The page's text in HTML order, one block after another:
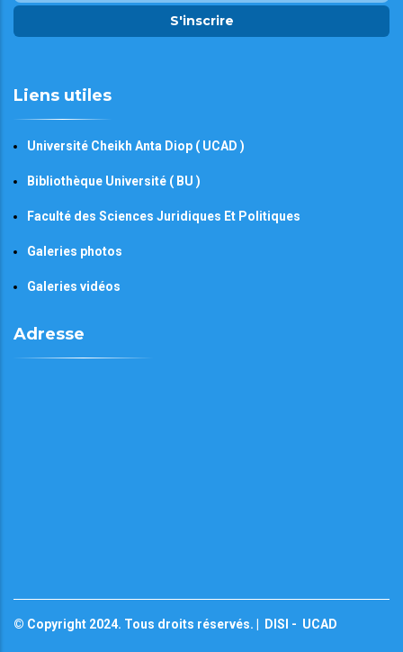
S'inscrire
Liens utiles
Université Cheikh Anta Diop ( UCAD )
Bibliothèque Université ( BU )
Faculté des Sciences Juridiques Et Politiques
Galeries photos
Galeries vidéos
Adresse
© Copyright 2024. Tous droits réservés. | DISI - UCAD